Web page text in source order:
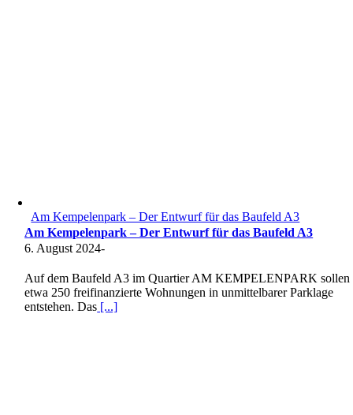
Am Kempelenpark – Der Entwurf für das Baufeld A3
Am Kempelenpark – Der Entwurf für das Baufeld A3
6. August 2024-
Auf dem Baufeld A3 im Quartier AM KEMPELENPARK sollen
etwa 250 freifinanzierte Wohnungen in unmittelbarer Parklage
entstehen. Das [...]